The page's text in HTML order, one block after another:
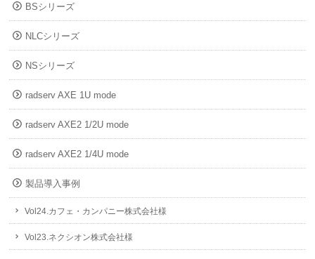
BSシリーズ
NLCシリーズ
NSシリーズ
radserv AXE 1U mode
radserv AXE2 1/2U mode
radserv AXE2 1/4U mode
製品導入事例
Vol24.カフェ・カンパニー株式会社様
Vol23.ネクシオン株式会社様